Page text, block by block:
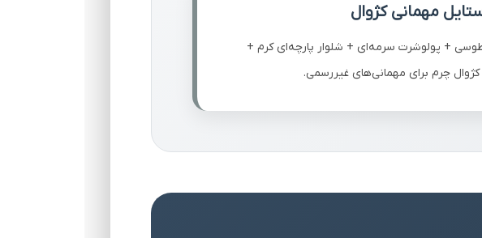
مهمانی کژوال
+ پولوشرت سرمه‌ای + شلوار پارچه‌ای کرم +
چرم برای مهمانی‌های غیررسمی.